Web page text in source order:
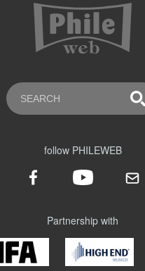
follow PHILEWEB
Partnership with